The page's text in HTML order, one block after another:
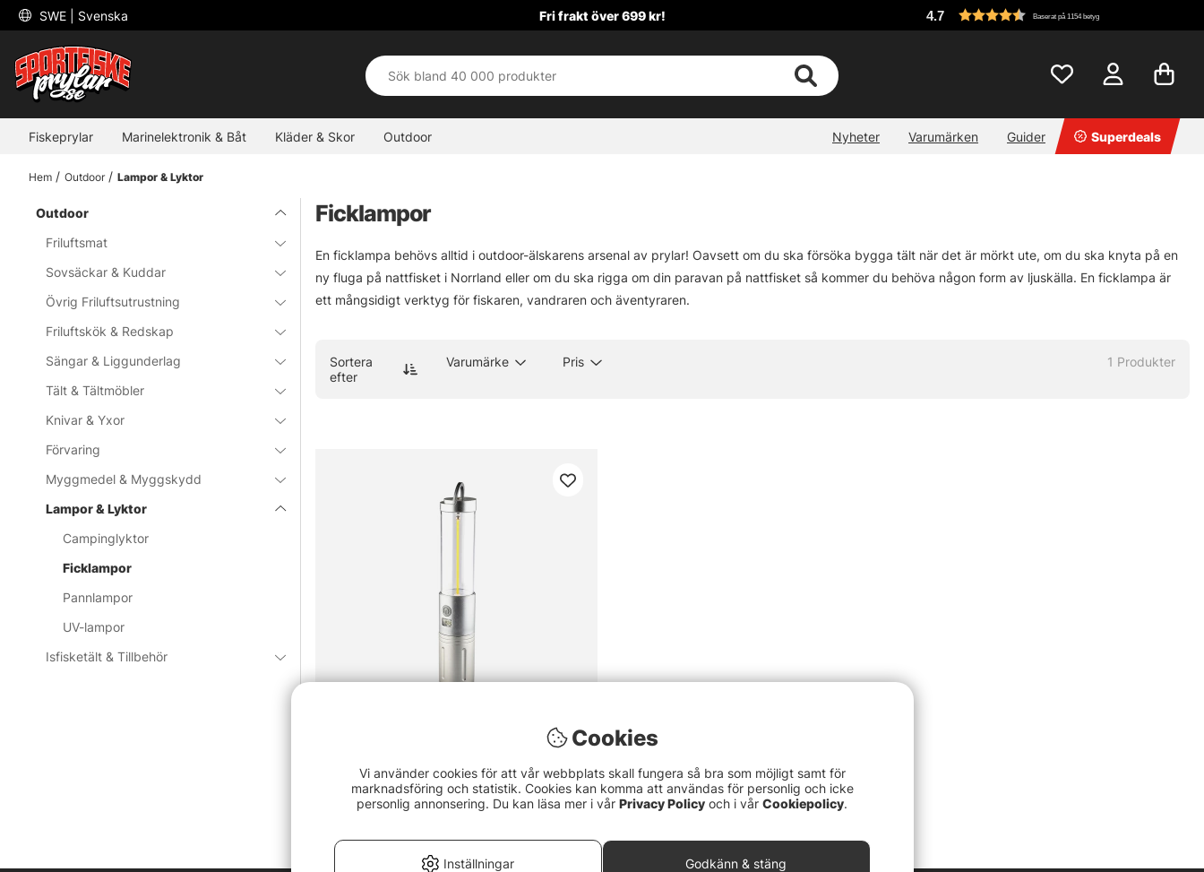
SWE | Svenska Fri frakt över 699 kr! 4.7 Baserat på 1154 betyg
Fiskeprylar Marinelektronik & Båt Kläder & Skor Outdoor Nyheter Varumärken Guider Superdeals
Hem Outdoor Lampor & Lyktor
Outdoor
Friluftsmat
Sovsäckar & Kuddar
Övrig Friluftsutrustning
Friluftskök & Redskap
Sängar & Liggunderlag
Tält & Tältmöbler
Knivar & Yxor
Förvaring
Myggmedel & Myggskydd
Lampor & Lyktor
Campinglyktor
Ficklampor
Pannlampor
UV-lampor
Isfisketält & Tillbehör
Ficklampor
En ficklampa behövs alltid i outdoor-älskarens arsenal av prylar! Oavsett om du ska försöka bygga tält när det är mörkt ute, om du ska knyta på en
ny fluga på nattfisket i Norrland eller om du ska rigga om din paravan på nattfisket så kommer du behöva någon form av ljuskälla. En ficklampa är
ett mångsidigt verktyg för fiskaren, vandraren och äventyraren.
Sortera
efter
Varumärke Pris 1 Produkter
319 kr
Cookies
Vi använder cookies för att vår webbplats skall fungera så bra som möjligt samt för
marknadsföring och statistik. Cookies kan komma att användas för personlig och icke
personlig annonsering. Du kan läsa mer i vår Privacy Policy och i vår Cookiepolicy.
Inställningar Godkänn & stäng